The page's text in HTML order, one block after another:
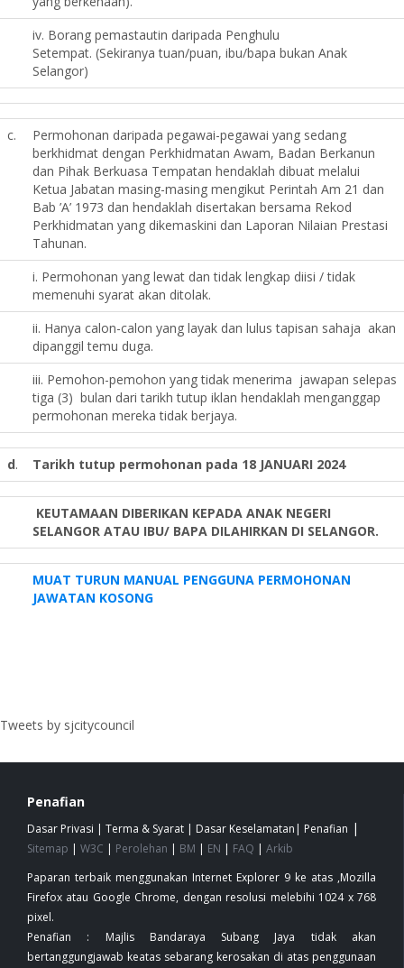
iv. Borang pemastautin daripada Penghulu
Setempat. (Sekiranya tuan/puan, ibu/bapa bukan Anak
Selangor)
c.
Permohonan daripada pegawai-pegawai yang sedang
berkhidmat dengan Perkhidmatan Awam, Badan Berkanun
dan Pihak Berkuasa Tempatan hendaklah dibuat melalui
Ketua Jabatan masing-masing mengikut Perintah Am 21 dan
Bab ’A’ 1973 dan hendaklah disertakan bersama Rekod
Perkhidmatan yang dikemaskini dan Laporan Nilaian Prestasi
Tahunan.
i. Permohonan yang lewat dan tidak lengkap diisi / tidak
memenuhi syarat akan ditolak.
ii. Hanya calon-calon yang layak dan lulus tapisan sahaja akan
dipanggil temu duga.
iii. Pemohon-pemohon yang tidak menerima jawapan selepas
tiga (3) bulan dari tarikh tutup iklan hendaklah menganggap
permohonan mereka tidak berjaya.
d. Tarikh tutup permohonan pada 18 JANUARI 2024
KEUTAMAAN DIBERIKAN KEPADA ANAK NEGERI
SELANGOR ATAU IBU/ BAPA DILAHIRKAN DI SELANGOR.
MUAT TURUN MANUAL PENGGUNA PERMOHONAN
JAWATAN KOSONG
Tweets by sjcitycouncil
Penafian
Dasar Privasi | Terma & Syarat | Dasar Keselamatan | Penafian |
Sitemap | W3C | Perolehan | BM | EN | FAQ | Arkib
Paparan terbaik menggunakan Internet Explorer 9 ke atas ,Mozilla
Firefox atau Google Chrome, dengan resolusi melebihi 1024 x 768
pixel.
Penafian : Majlis Bandaraya Subang Jaya tidak akan
bertanggungjawab keatas sebarang kerosakan di atas penggunaan